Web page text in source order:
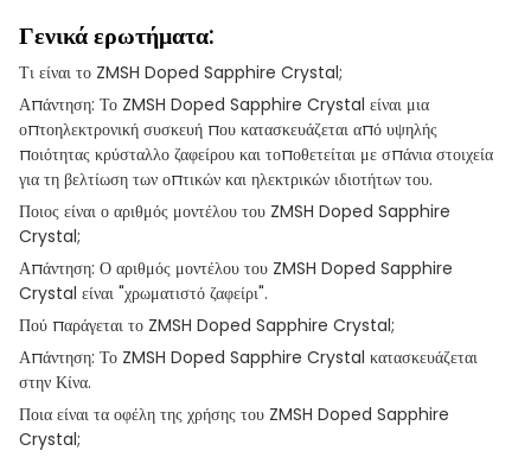
Γενικά ερωτήματα:
Τι είναι το ZMSH Doped Sapphire Crystal;
Απάντηση: Το ZMSH Doped Sapphire Crystal είναι μια
οπτοηλεκτρονική συσκευή που κατασκευάζεται από υψηλής
ποιότητας κρύσταλλο ζαφείρου και τοποθετείται με σπάνια στοιχεία
για τη βελτίωση των οπτικών και ηλεκτρικών ιδιοτήτων του.
Ποιος είναι ο αριθμός μοντέλου του ZMSH Doped Sapphire
Crystal;
Απάντηση: Ο αριθμός μοντέλου του ZMSH Doped Sapphire
Crystal είναι "χρωματιστό ζαφείρι".
Πού παράγεται το ZMSH Doped Sapphire Crystal;
Απάντηση: Το ZMSH Doped Sapphire Crystal κατασκευάζεται
στην Κίνα.
Ποια είναι τα οφέλη της χρήσης του ZMSH Doped Sapphire
Crystal;